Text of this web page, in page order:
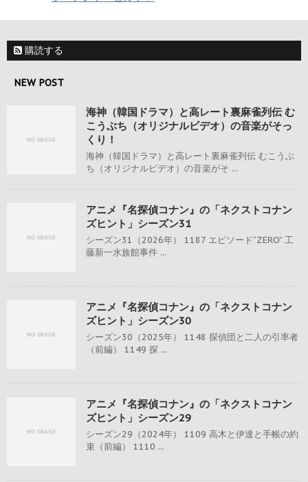
購読する
NEW POST
海神（韓国ドラマ）と高レート裏麻雀列伝 む
こうぶち（オリジナルビデオ）の音楽がそっ
くり！
海神（韓国ドラマ）と高レート裏麻雀列伝 むこうぶ
ち（オリジナルビデオ）の音楽がそ ...
アニメ『名探偵コナン』の「ネクストコナン
ズヒント」シーズン31
シーズン31（2026年） 1187 エピソード“ZERO” 工
藤新一水族館事件 ...
アニメ『名探偵コナン』の「ネクストコナン
ズヒント」シーズン30
シーズン30（2025年） 1148 探偵団と二人の引率者
（前編） 1149 探 ...
アニメ『名探偵コナン』の「ネクストコナン
ズヒント」シーズン29
シーズン29（2024年） 1109 高木と伊達と手帳の約
束（前編） 1110 ...